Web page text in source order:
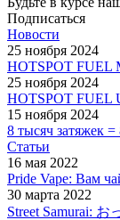
Подписаться
Новости
25 ноября 2024
HOTSPOT FUEL
25 ноября 2024
HOTSPOT FUEL
15 ноября 2024
8 тысяч затяжек
Статьи
16 мая 2022
Pride Vape: Вам
30 марта 2022
Street Samurai: お